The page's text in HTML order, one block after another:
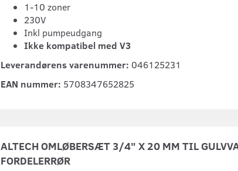
1-10 zoner
230V
Inkl pumpeudgang
Ikke kompatibel med V3
Leverandørens varenummer: 046125231
EAN nummer: 5708347652825
ALTECH OMLØBERSÆT 3/4" X 20 MM TIL
FORDELERRØR